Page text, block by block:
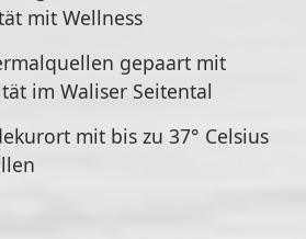
mit Wellness
gepaart mit
im Waliser Seitental
mit bis zu 37° Celsius